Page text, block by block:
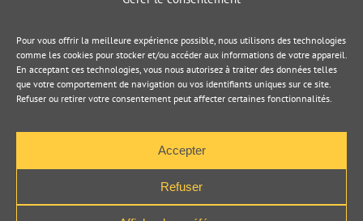
Pour vous offrir la meilleure expérience possible, nous utilisons des technologies
comme les cookies pour stocker et/ou accéder aux informations de votre appareil.
En acceptant ces technologies, vous nous autorisez à traiter des données telles
que votre comportement de navigation ou vos identifiants uniques sur ce site.
Refuser ou retirer votre consentement peut affecter certaines fonctionnalités.
Accepter
Refuser
DOCUMENT JURIDIQUE
Politique de cookies